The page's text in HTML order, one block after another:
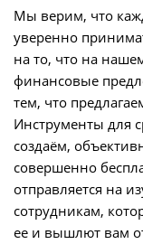
Мы верим, что
уверенно
на то, что на
финансовые
тем, что
Инструменты для
создаём,
совершенно
отправляется на
сотрудникам,
ее и вышлют вам